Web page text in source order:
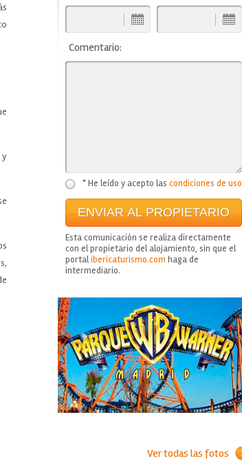
y
Comentario:
* He leído y acepto las condiciones de uso
Esta comunicación se realiza directamente
con el propietario del alojamiento, sin que el
portalibericaturismo.com haga de
intermediario.
Ver todas las fotos